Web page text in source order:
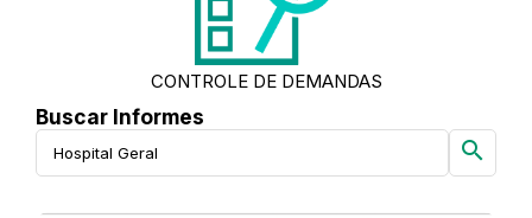
CONTROLE DE DEMANDAS
Buscar Informes
search